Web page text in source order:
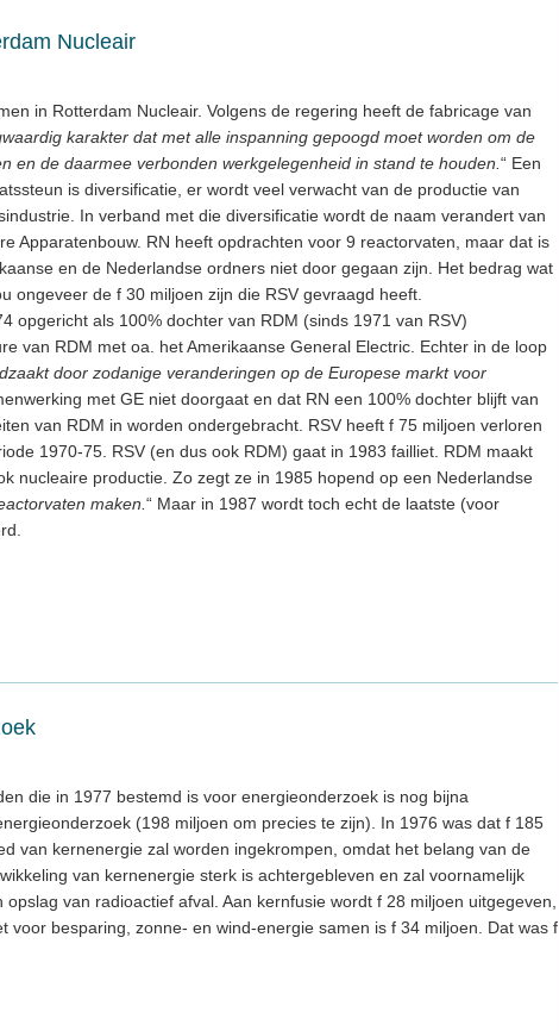
Nucleair
in Rotterdam Nucleair. Volgens de regering heeft de fabricage van
karakter dat met alle inspanning gepoogd moet worden om de
en de daarmee verbonden werkgelegenheid in stand te houden. “ Een
is diversificatie, er wordt veel verwacht van de productie van
In verband met die diversificatie wordt de naam verandert van
Apparatenbouw. RN heeft opdrachten voor 9 reactorvaten, maar dat is
en de Nederlandse ordners niet door gegaan zijn. Het bedrag wat
ongeveer de f 30 miljoen zijn die RSV gevraagd heeft.
opgericht als 100% dochter van RDM (sinds 1971 van RSV)
van RDM met oa. het Amerikaanse General Electric. Echter in de loop
door zodanige veranderingen op de Europese markt voor
met GE niet doorgaat en dat RN een 100% dochter blijft van
van RDM in worden ondergebracht. RSV heeft f 75 miljoen verloren
1970-75. RSV (en dus ook RDM) gaat in 1983 failliet. RDM maakt
nucleaire productie. Zo zegt ze in 1985 hopend op een Nederlandse
maken. “ Maar in 1987 wordt toch echt de laatste (voor
die in 1977 bestemd is voor energieonderzoek is nog bijna
(198 miljoen om precies te zijn). In 1976 was dat f 185
van kernenergie zal worden ingekrompen, omdat het belang van de
van kernenergie sterk is achtergebleven en zal voornamelijk
van radioactief afval. Aan kernfusie wordt f 28 miljoen uitgegeven,
voor besparing, zonne- en wind-energie samen is f 34 miljoen. Dat was f